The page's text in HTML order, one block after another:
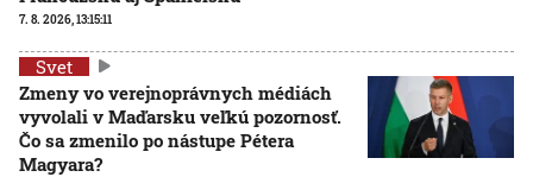
7. 8. 2026, 13:15:11
Svet
Zmeny vo verejnoprávnych médiách
vyvolali v Maďarsku veľkú pozornosť.
Čo sa zmenilo po nástupe Pétera
Magyara?